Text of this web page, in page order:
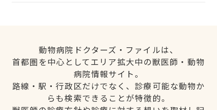
動物病院ドクターズ・ファイルは、
首都圏を中心としてエリア拡大中の獣医師・動物
病院情報サイト。
路線・駅・行政区だけでなく、診療可能な動物か
らも検索できることが特徴的。